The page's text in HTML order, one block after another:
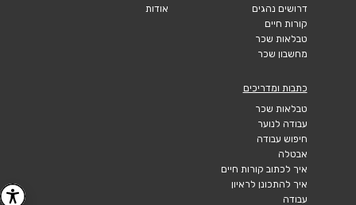
דרושים נהגים
קורות חיים
טבלאות שכר
מחשבון שכר
אודות
כתבות ומדריכים
טבלאות שכר
עבודה לנוער
חיפוש עבודה
אבטלה
איך לכתוב קורות חיים
איך להתכונן לראיון
עבודה